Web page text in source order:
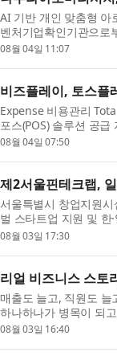
AI 기반 개인 맞춤형 아
벤처기업확인기관으로
술과 맞춤형 아로마 서
08월 04일 11:07
비즈플레이, 토스플
Expense 비용관리
포스(POS) 솔루션 공
기업 비용관리 사업 협
08월 04일 07:50
제2서울핀테크랩,
서울특별시 창업지원
벌 스타트업 지원 및 한
번 협약을 통해 양국 스
08월 03일 17:30
리얼 비즈니스 스토
매출도 늘고, 직원도 늘
하나하나가 병목이 되
제품력과 구성원의 열
08월 03일 16:40